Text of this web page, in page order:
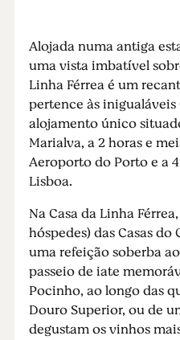
Alojada numa antiga
uma vista imbatível
Linha Férrea é um
pertence às inigualáveis
alojamento único
Marialva, a 2 horas e
Aeroporto do Porto e a
Lisboa.
Na Casa da Linha
hóspedes) das Casas
uma refeição soberba
passeio de iate
Pocinho, ao longo das
Douro Superior, ou de
degustam os vinhos